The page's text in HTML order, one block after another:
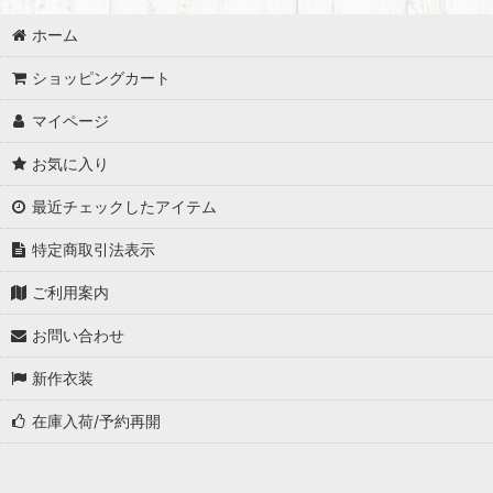
ホーム
ショッピングカート
マイページ
お気に入り
最近チェックしたアイテム
特定商取引法表示
ご利用案内
お問い合わせ
新作衣装
在庫入荷/予約再開